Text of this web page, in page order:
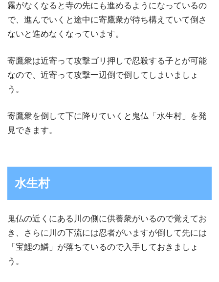
霧がなくなると寺の先にも進めるようになっているの
で、進んでいくと途中に寄鷹衆が待ち構えていて倒さ
ないと進めなくなっています。
寄鷹衆は近寄って攻撃ゴリ押しで忍殺する子とが可能
なので、近寄って攻撃一辺倒で倒してしまいましょ
う。
寄鷹衆を倒して下に降りていくと鬼仏「水生村」を発
見できます。
水生村
鬼仏の近くにある川の側に供養衆がいるので覚えてお
き、さらに川の下流には忍者がいますが倒して先には
「宝鯉の鱗」が落ちているので入手しておきましょ
う。